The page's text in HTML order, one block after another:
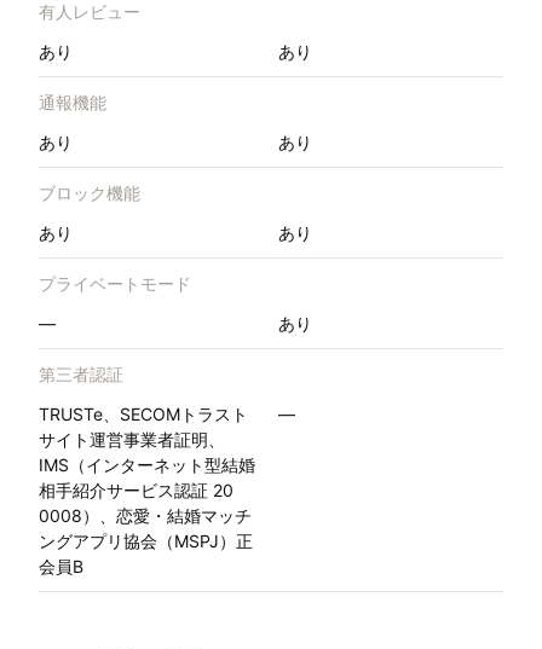
有人レビュー
あり
あり
通報機能
あり
あり
ブロック機能
あり
あり
プライベートモード
—
あり
第三者認証
TRUSTe、SECOMトラスト
サイト運営事業者証明、
IMS（インターネット型結婚
相手紹介サービス認証 20
0008）、恋愛・結婚マッチ
ングアプリ協会（MSPJ）正
会員B
—